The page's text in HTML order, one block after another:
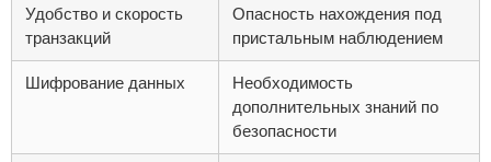
Удобство и скорость
транзакций
Опасность нахождения под
пристальным наблюдением
Шифрование данных
Необходимость
дополнительных знаний по
безопасности